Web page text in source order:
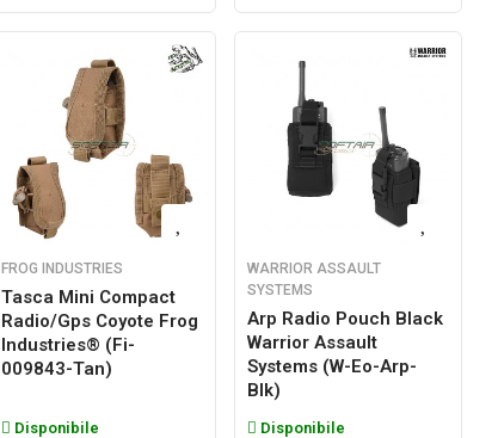
FROG INDUSTRIES
Tasca Mini Compact
Radio/gps Coyote Frog
Industries® (fi-
009843-Tan)
Disponibile
WARRIOR ASSAULT
SYSTEMS
Arp Radio Pouch Black
Warrior Assault
Systems (w-Eo-Arp-
Blk)
Disponibile